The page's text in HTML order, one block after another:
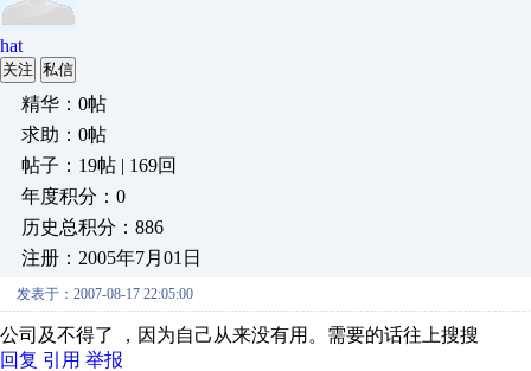
hat
关注 私信
精华：0帖
求助：0帖
帖子：19帖 | 169回
年度积分：0
历史总积分：886
注册：2005年7月01日
发表于：2007-08-17 22:05:00
公司及不得了 ，因为自己从来没有用。需要的话往上搜搜
回复 引用 举报